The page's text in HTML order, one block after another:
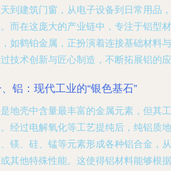
到建筑门窗，从电子设备到日常用品
而在这庞大的产业链中，专注于铝型
如鹤铂金属，正扮演着连接基础材料
技术创新与匠心制造，不断拓展铝的应
铝：现代工业的“银色基石”
地壳中含量最丰富的金属元素，但其
经过电解氧化等工艺提纯后，纯铝质
镁、硅、锰等元素形成各种铝合金，
其他特殊性能。这使得铝材料能够根